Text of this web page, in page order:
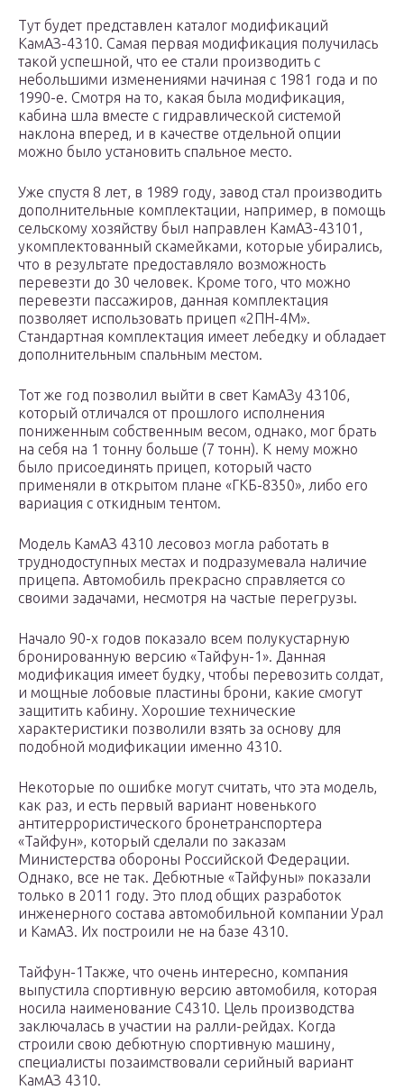
Тут будет представлен каталог модификаций
КамАЗ-4310. Самая первая модификация получилась
такой успешной, что ее стали производить с
небольшими изменениями начиная с 1981 года и по
1990-е. Смотря на то, какая была модификация,
кабина шла вместе с гидравлической системой
наклона вперед, и в качестве отдельной опции
можно было установить спальное место.
Уже спустя 8 лет, в 1989 году, завод стал производить
дополнительные комплектации, например, в помощь
сельскому хозяйству был направлен КамАЗ-43101,
укомплектованный скамейками, которые убирались,
что в результате предоставляло возможность
перевезти до 30 человек. Кроме того, что можно
перевезти пассажиров, данная комплектация
позволяет использовать прицеп «2ПН-4М».
Стандартная комплектация имеет лебедку и обладает
дополнительным спальным местом.
Тот же год позволил выйти в свет КамАЗу 43106,
который отличался от прошлого исполнения
пониженным собственным весом, однако, мог брать
на себя на 1 тонну больше (7 тонн). К нему можно
было присоединять прицеп, который часто
применяли в открытом плане «ГКБ-8350», либо его
вариация с откидным тентом.
Модель КамАЗ 4310 лесовоз могла работать в
труднодоступных местах и подразумевала наличие
прицепа. Автомобиль прекрасно справляется со
своими задачами, несмотря на частые перегрузы.
Начало 90-х годов показало всем полукустарную
бронированную версию «Тайфун-1». Данная
модификация имеет будку, чтобы перевозить солдат,
и мощные лобовые пластины брони, какие смогут
защитить кабину. Хорошие технические
характеристики позволили взять за основу для
подобной модификации именно 4310.
Некоторые по ошибке могут считать, что эта модель,
как раз, и есть первый вариант новенького
антитеррористического бронетранспортера
«Тайфун», который сделали по заказам
Министерства обороны Российской Федерации.
Однако, все не так. Дебютные «Тайфуны» показали
только в 2011 году. Это плод общих разработок
инженерного состава автомобильной компании Урал
и КамАЗ. Их построили не на базе 4310.
Тайфун-1Также, что очень интересно, компания
выпустила спортивную версию автомобиля, которая
носила наименование С4310. Цель производства
заключалась в участии на ралли-рейдах. Когда
строили свою дебютную спортивную машину,
специалисты позаимствовали серийный вариант
КамАЗ 4310.